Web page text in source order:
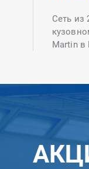
Сеть из
Martin в